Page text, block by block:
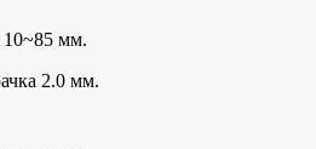
10~85 мм.
2.0 мм.